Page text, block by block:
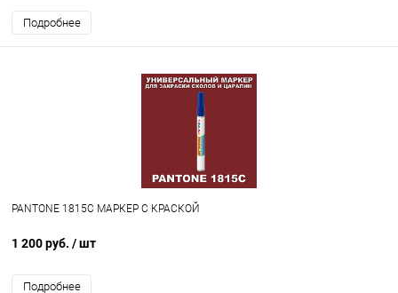
Подробнее
PANTONE 1815C МАРКЕР С КРАСКОЙ
1 200 руб. / шт
Подробнее